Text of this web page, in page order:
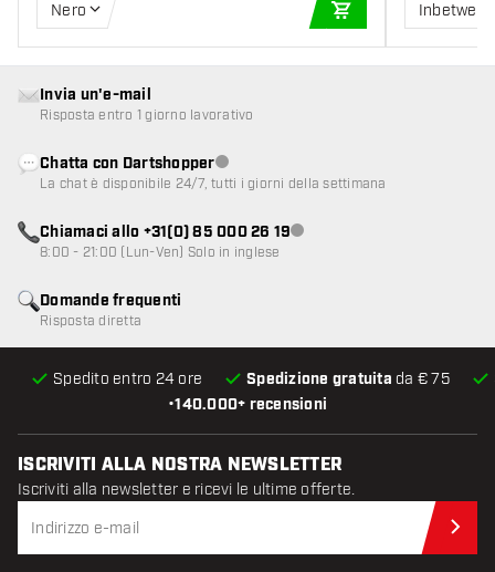
Nero
AGGIUNGI AL
Inbetween
•140.000+ recensioni
Spedito entro 24 ore Spedizione gratuita da € 75
Domande frequenti
Risposta diretta
Invia un'e-mail
Risposta entro 1 giorno lavorativo
Chatta con DartshopperServizio clienti non disponibile
La chat è disponibile 24/7, tutti i giorni della settimana
Chiamaci allo +31(0) 85 000 26 19Servizio clienti non disponibile
8:00 - 21:00 (Lun-Ven) Solo in inglese
ISCRIVITI ALLA NOSTRA NEWSLETTER
Iscriviti alla newsletter e ricevi le ultime offerte.